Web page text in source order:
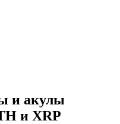
и акулы
и XRP